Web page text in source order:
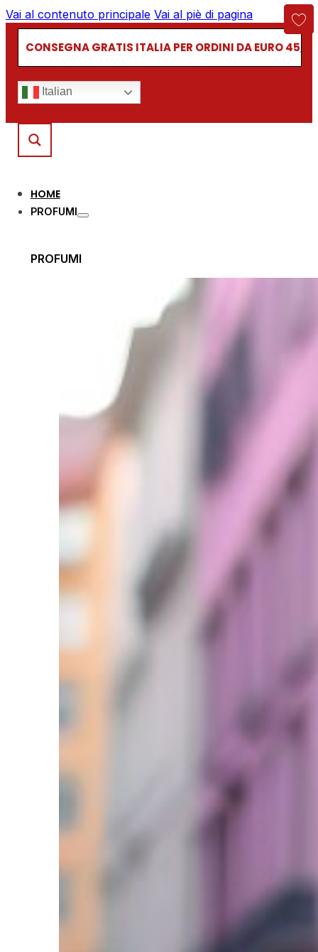
Vai al contenuto principale Vai al piè di pagina
CONSEGNA GRATIS ITALIA PER ORDINI DA EURO
Italian
HOME
PROFUMI
PROFUMI